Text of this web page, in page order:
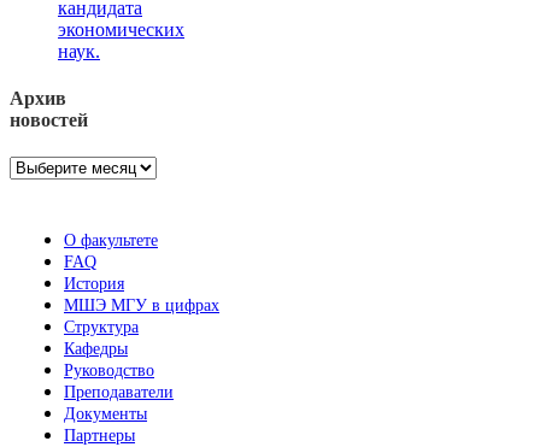
кандидата
экономических
наук.
Архив
новостей
Архив
О факультете
FAQ
История
МШЭ МГУ в цифрах
Структура
Кафедры
Руководство
Преподаватели
Документы
Партнеры